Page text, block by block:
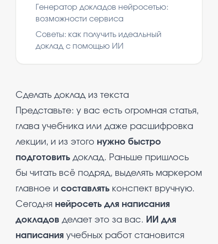
Генератор докладов нейросетью:
возможности сервиса
Советы: как получить идеальный
доклад с помощью ИИ
Сделать доклад из текста
Представьте: у вас есть огромная статья,
глава учебника или даже расшифровка
лекции, и из этого нужно быстро
подготовить доклад. Раньше пришлось
бы читать всё подряд, выделять маркером
главное и составлять конспект вручную.
Сегодня нейросеть для написания
докладов делает это за вас. ИИ для
написания учебных работ становится